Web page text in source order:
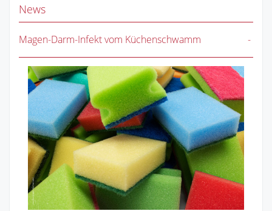
News
Magen-Darm-Infekt vom Küchenschwamm